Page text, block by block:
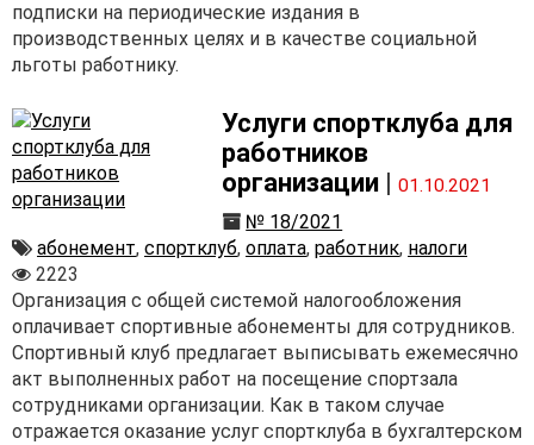
подписки на периодические издания в
производственных целях и в качестве социальной
льготы работнику.
Услуги спортклуба для
работников
организации |01.10.2021
№ 18/2021
абонемент, спортклуб, оплата, работник, налоги
2223
Организация с общей системой налогообложения
оплачивает спортивные абонементы для сотрудников.
Спортивный клуб предлагает выписывать ежемесячно
акт выполненных работ на посещение спортзала
сотрудниками организации. Как в таком случае
отражается оказание услуг спортклуба в бухгалтерском